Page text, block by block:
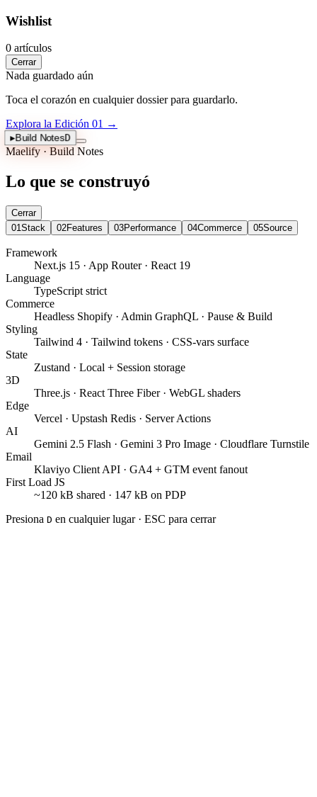
Wishlist
0 artículos
Cerrar
Nada guardado aún
Toca el corazón en cualquier dossier para guardarlo.
Explora la Edición 01 →
▸Build NotesD
Maelify · Build Notes
Lo que se construyó
Cerrar
01Stack 02Features 03Performance 04Commerce 05Source
Framework
Next.js 15 · App Router · React 19
Language
TypeScript strict
Commerce
Headless Shopify · Admin GraphQL · Pause & Build
Styling
Tailwind 4 · Tailwind tokens · CSS-vars surface
State
Zustand · Local + Session storage
3D
Three.js · React Three Fiber · WebGL shaders
Edge
Vercel · Upstash Redis · Server Actions
AI
Gemini 2.5 Flash · Gemini 3 Pro Image · Cloudflare Turnstile
Email
Klaviyo Client API · GA4 + GTM event fanout
First Load JS
~120 kB shared · 147 kB on PDP
Presiona D en cualquier lugar · ESC para cerrar